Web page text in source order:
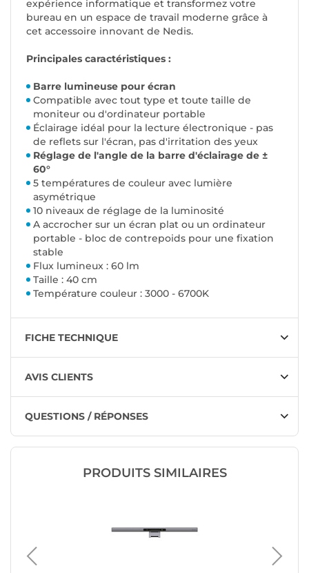
expérience informatique et transformez votre
bureau en un espace de travail moderne grâce à
cet accessoire innovant de Nedis.
Principales caractéristiques :
Barre lumineuse pour écran
Compatible avec tout type et toute taille de
moniteur ou d'ordinateur portable
Éclairage idéal pour la lecture électronique - pas
de reflets sur l'écran, pas d'irritation des yeux
Réglage de l'angle de la barre d'éclairage de ±
60°
5 températures de couleur avec lumière
asymétrique
10 niveaux de réglage de la luminosité
A accrocher sur un écran plat ou un ordinateur
portable - bloc de contrepoids pour une fixation
stable
Flux lumineux : 60 lm
Taille : 40 cm
Température couleur : 3000 - 6700K
FICHE TECHNIQUE
AVIS CLIENTS
QUESTIONS / RÉPONSES
PRODUITS SIMILAIRES